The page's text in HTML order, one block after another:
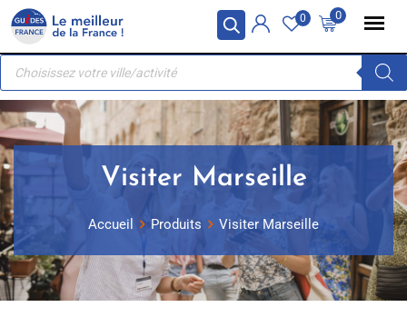
Panneau de gestion des cookies
Skip
content
0
0
Recherche
produits
Visiter Marseille
Accueil Produits Visiter Marseille